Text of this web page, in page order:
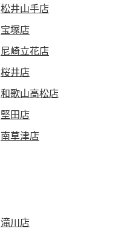
松井山手店
宝塚店
尼崎立花店
桜井店
和歌山高松店
堅田店
南草津店
滝川店